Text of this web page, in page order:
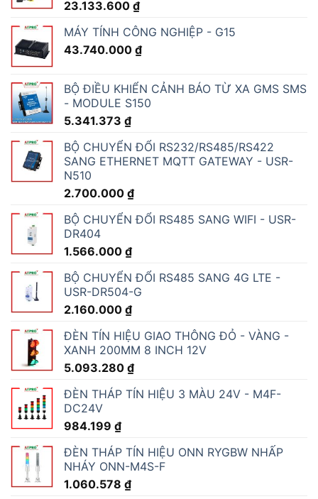
23.133.600 ₫
MÁY TÍNH CÔNG NGHIỆP - G15
43.740.000 ₫
BỘ ĐIỀU KHIỂN CẢNH BÁO TỪ XA GMS SMS
- MODULE S150
5.341.373 ₫
BỘ CHUYỂN ĐỔI RS232/RS485/RS422
SANG ETHERNET MQTT GATEWAY - USR-
N510
2.700.000 ₫
BỘ CHUYỂN ĐỔI RS485 SANG WIFI - USR-
DR404
1.566.000 ₫
BỘ CHUYỂN ĐỔI RS485 SANG 4G LTE -
USR-DR504-G
2.160.000 ₫
ĐÈN TÍN HIỆU GIAO THÔNG ĐỎ - VÀNG -
XANH 200MM 8 INCH 12V
5.093.280 ₫
ĐÈN THÁP TÍN HIỆU 3 MÀU 24V - M4F-
DC24V
984.199 ₫
ĐÈN THÁP TÍN HIỆU ONN RYGBW NHẤP
NHÁY ONN-M4S-F
1.060.578 ₫